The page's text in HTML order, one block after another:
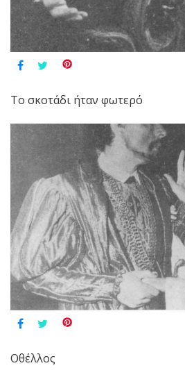
Το σκοτάδι ήταν φωτερό
Οθέλλος